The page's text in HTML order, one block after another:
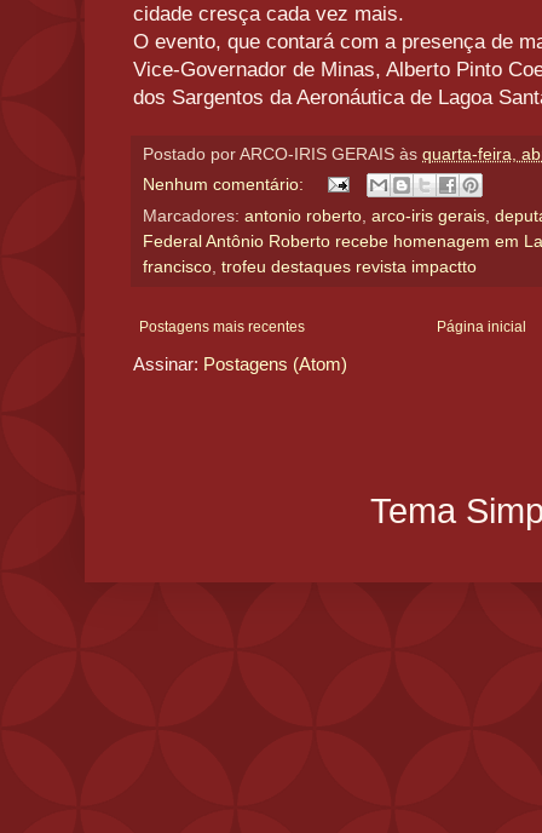
cidade cresça cada vez mais.
O evento, que contará com a presença de
Vice-Governador de Minas, Alberto Pinto
dos Sargentos da Aeronáutica de Lagoa
Postado por ARCO-IRIS GERAIS às quarta-feira,
Nenhum comentário:
Marcadores: antonio roberto, arco-iris gerais,
Federal Antônio Roberto recebe homenagem em
francisco, trofeu destaques revista impactto
Postagens mais recentes Página inicial
Assinar: Postagens (Atom)
Tema